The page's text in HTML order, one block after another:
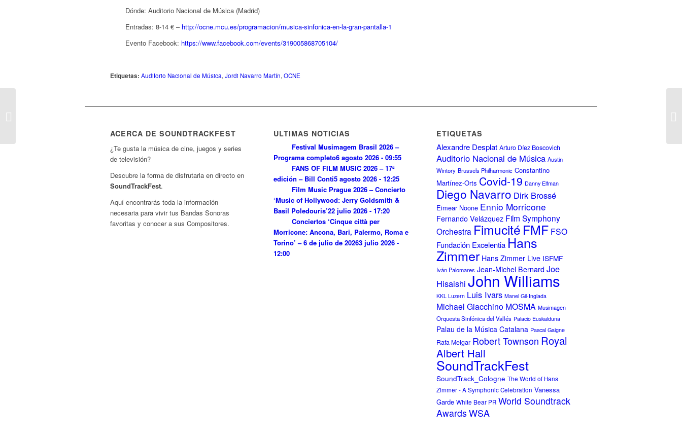
Dónde: Auditorio Nacional de Música (Madrid)
Entradas: 8-14 € – http://ocne.mcu.es/programacion/musica-sinfonica-en-la-gran-pantalla-1
Evento Facebook: https://www.facebook.com/events/319005868705104/
Etiquetas: Auditorio Nacional de Música, Jordi Navarro Martín, OCNE
ACERCA DE SOUNDTRACKFEST
¿Te gusta la música de cine, juegos y series
de televisión?
Descubre la forma de disfrutarla en directo en
SoundTrackFest.
Aquí encontrarás toda la información
necesaria para vivir tus Bandas Sonoras
favoritas y conocer a sus Compositores.
ÚLTIMAS NOTICIAS
Festival Musimagem Brasil 2026 –
Programa completo6 agosto 2026 - 09:55
FANS OF FILM MUSIC 2026 – 17ª
edición – Bill Conti5 agosto 2026 - 12:25
Film Music Prague 2026 – Concierto
‘Music of Hollywood: Jerry Goldsmith &
Basil Poledouris’22 julio 2026 - 17:20
Conciertos ‘Cinque città per
Morricone: Ancona, Bari, Palermo, Roma e
Torino’ – 6 de julio de 20263 julio 2026 -
12:00
ETIQUETAS
Alexandre Desplat Arturo Díez Boscovich
Auditorio Nacional de Música Austin
Wintory Brussels Philharmonic Constantino
Martínez-Orts Covid-19 Danny Elfman
Diego Navarro Dirk Brossé
Eimear Noone Ennio Morricone
Fernando Velázquez Film Symphony
Orchestra Fimucité FMF FSO
Fundación Excelentia Hans
Zimmer Hans Zimmer Live ISFMF
Iván Palomares Jean-Michel Bernard Joe
Hisaishi John Williams
KKL Luzern Luis Ivars Manel Gil-Inglada
Michael Giacchino MOSMA Musimagen
Orquesta Sinfónica del Vallés Palacio Euskalduna
Palau de la Música Catalana Pascal Gaigne
Rafa Melgar Robert Townson Royal
Albert Hall
SoundTrackFest
SoundTrack_Cologne The World of Hans
Zimmer - A Symphonic Celebration Vanessa
Garde White Bear PR World Soundtrack
Awards WSA